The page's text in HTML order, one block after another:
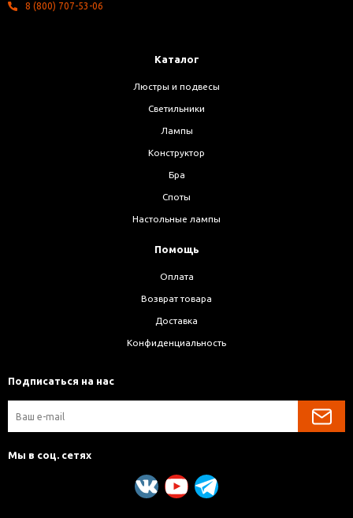
8 (800) 707-53-06
Каталог
Люстры и подвесы
Светильники
Лампы
Конструктор
Бра
Споты
Настольные лампы
Помощь
Оплата
Возврат товара
Доставка
Конфиденциальность
Подписаться на нас
Мы в соц. сетях